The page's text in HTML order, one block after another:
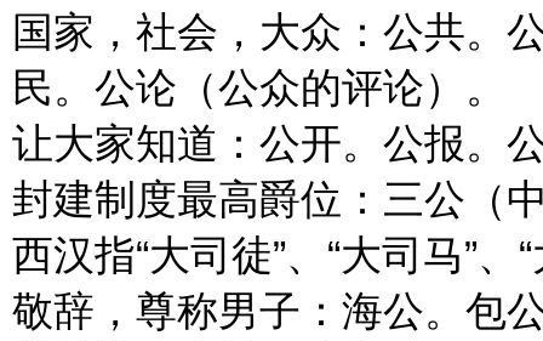
国家，社会，大众：公共。
民。公论（公众的评论）。
让大家知道：公开。公报。
封建制度最高爵位：三公（
西汉指“大司徒”、“大司马”
敬辞，尊称男子：海公。包